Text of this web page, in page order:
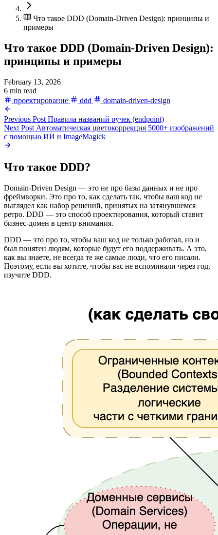
Что такое DDD (Domain-Driven Design): принципы и
примеры
Что такое DDD (Domain-Driven Design):
принципы и примеры
February 13, 2026
6 min read
проектирование
ddd domain-driven-design
Previous Post Правила названий ручек (endpoint)
Next Post Автоматическая цветокоррекция 5000+ изображений
с помощью ИИ и ImageMagick
Что такое DDD?
Domain-Driven Design — это не про базы данных и не про
фреймворки. Это про то, как сделать так, чтобы ваш код не
выглядел как набор решений, принятых на затянувшемся
ретро. DDD — это способ проектирования, который ставит
бизнес-домен в центр внимания.
DDD — это про то, чтобы ваш код не только работал, но и
был понятен людям, которые будут его поддерживать. А это,
как вы знаете, не всегда те же самые люди, что его писали.
Поэтому, если вы хотите, чтобы вас не вспоминали через год,
изучите DDD.